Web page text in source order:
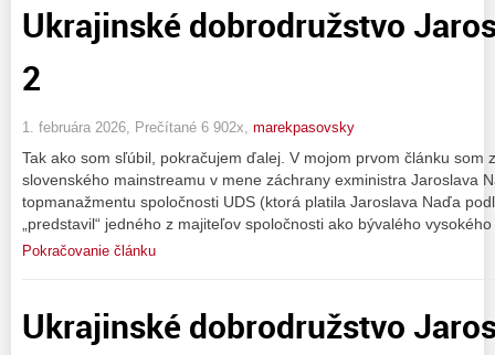
Ukrajinské dobrodružstvo
2
1. februára 2026, Prečítané 6 902x, marekpasovsky
Tak ako som sľúbil, pokračujem ďalej. V mojom prvom článku som
slovenského mainstreamu v mene záchrany exministra Jaroslava
topmanažmentu spoločnosti UDS (ktorá platila Jaroslava Naďa
„predstavil“ jedného z majiteľov spoločnosti ako bývalého
Pokračovanie článku
Ukrajinské dobrodružstvo